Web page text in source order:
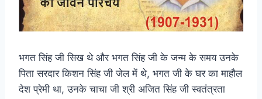
भगत सिंह जी सिख थे और भगत सिंह जी के जन्म के समय उनके
पिता सरदार किशन सिंह जी जेल में थे, भगत जी के घर का माहौल
देश प्रेमी था, उनके चाचा जी श्री अजित सिंह जी स्वतंत्रता